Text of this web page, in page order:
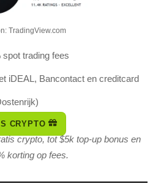
TradingView.com
trading fees
iDEAL, Bancontact en creditcard
CRYPTO
crypto, tot $5k top-up bonus en
korting op fees.